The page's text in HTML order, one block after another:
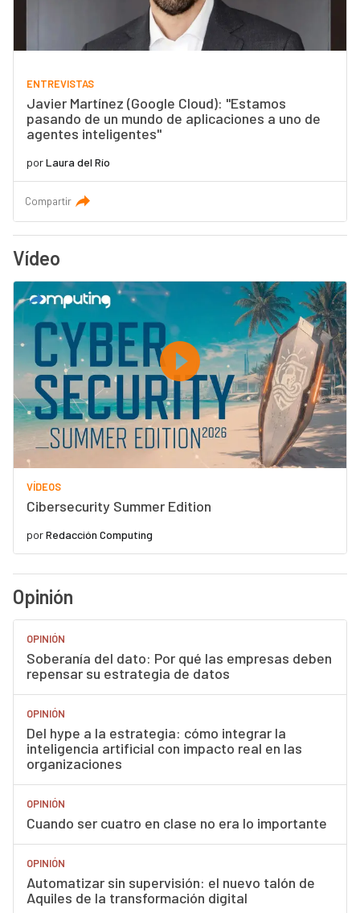
ENTREVISTAS
Javier Martínez (Google Cloud): "Estamos
pasando de un mundo de aplicaciones a uno de
agentes inteligentes"
porLaura del Río
Compartir
Vídeo
VÍDEOS
Cibersecurity Summer Edition
porRedacción Computing
Opinión
OPINIÓN
Soberanía del dato: Por qué las empresas deben
repensar su estrategia de datos
OPINIÓN
Del hype a la estrategia: cómo integrar la
inteligencia artificial con impacto real en las
organizaciones
OPINIÓN
Cuando ser cuatro en clase no era lo importante
OPINIÓN
Automatizar sin supervisión: el nuevo talón de
Aquiles de la transformación digital